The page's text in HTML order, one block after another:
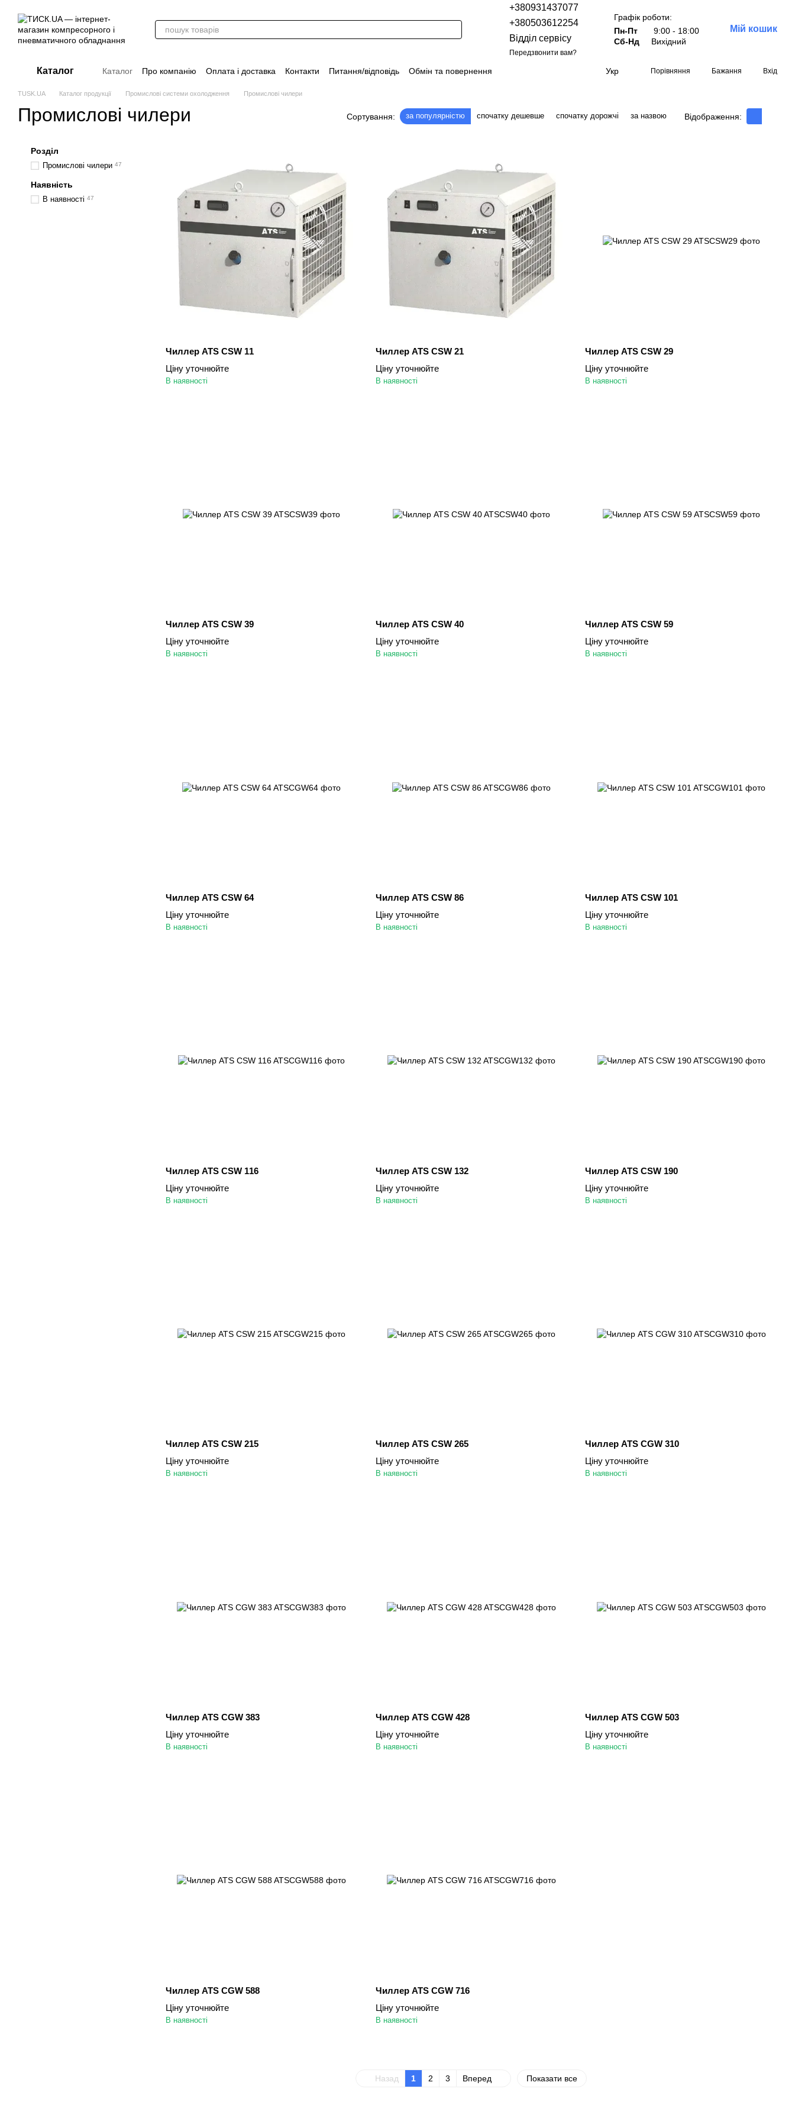
+380931437077
+380503612254
Відділ сервісу
Передзвонити вам?
Графік роботи:
Пн-Пт
9:00 - 18:00
Сб-Нд
Вихідний
Мій кошик
Каталог Каталог Про компанію Оплата і доставка Контакти Питання/відповідь
Обмін та повернення
Вакансії
Додаткові матеріали Блог Політика конфіденційності
Укр Порівняння Бажання Вхід
TUSK.UA Каталог продукції Промислові системи охолодження Промислові чилери
Промислові чилери Сортування: за популярністю спочатку дешевше спочатку дорожчі за назвою Відображення:
Чиллер ATS CSW 11
Ціну уточнюйте
В наявності
Чиллер ATS CSW 21
Ціну уточнюйте
В наявності
Чиллер ATS CSW 29
Ціну уточнюйте
В наявності
Чиллер ATS CSW 39
Ціну уточнюйте
В наявності
Чиллер ATS CSW 40
Ціну уточнюйте
В наявності
Чиллер ATS CSW 59
Ціну уточнюйте
В наявності
Чиллер ATS CSW 64
Ціну уточнюйте
В наявності
Чиллер ATS CSW 86
Ціну уточнюйте
В наявності
Чиллер ATS CSW 101
Ціну уточнюйте
В наявності
Чиллер ATS CSW 116
Ціну уточнюйте
В наявності
Чиллер ATS CSW 132
Ціну уточнюйте
В наявності
Чиллер ATS CSW 190
Ціну уточнюйте
В наявності
Чиллер ATS CSW 215
Ціну уточнюйте
В наявності
Чиллер ATS CSW 265
Ціну уточнюйте
В наявності
Чиллер ATS CGW 310
Ціну уточнюйте
В наявності
Чиллер ATS CGW 383
Ціну уточнюйте
В наявності
Чиллер ATS CGW 428
Ціну уточнюйте
В наявності
Чиллер ATS CGW 503
Ціну уточнюйте
В наявності
Чиллер ATS CGW 588
Ціну уточнюйте
В наявності
Чиллер ATS CGW 716
Ціну уточнюйте
В наявності
Назад 1 2 3 Вперед Показати все
Розділ
Промислові чилери 47
Наявність
В наявності 47